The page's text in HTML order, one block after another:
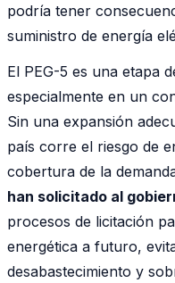
podría tener
suministro de energía
El PEG-5 es una etapa
especialmente en un
Sin una expansión
país corre el riesgo de
cobertura de la
han solicitado al
procesos de licitación
energética a futuro,
desabastecimiento y